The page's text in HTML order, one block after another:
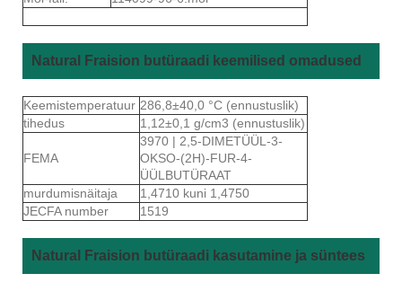
Natural Fraision butüraadi keemilised omadused
Keemistemperatuur 286,8±40,0 °C (ennustuslik)
tihedus
1,12±0,1 g/cm3 (ennustuslik)
FEMA
3970 | 2,5-DIMETÜÜL-3-
OKSO-(2H)-FUR-4-
ÜÜLBUTÜRAAT
murdumisnäitaja
1,4710 kuni 1,4750
JECFA number
1519
Natural Fraision butüraadi kasutamine ja süntees